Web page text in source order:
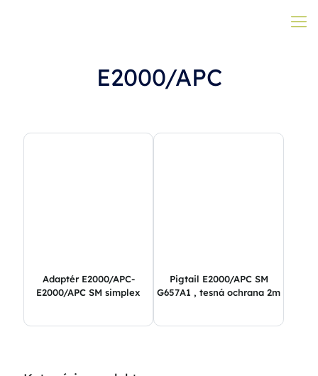
E2000/APC
Adaptér E2000/APC-
E2000/APC SM simplex
Pigtail E2000/APC SM
G657A1 , tesná ochrana 2m